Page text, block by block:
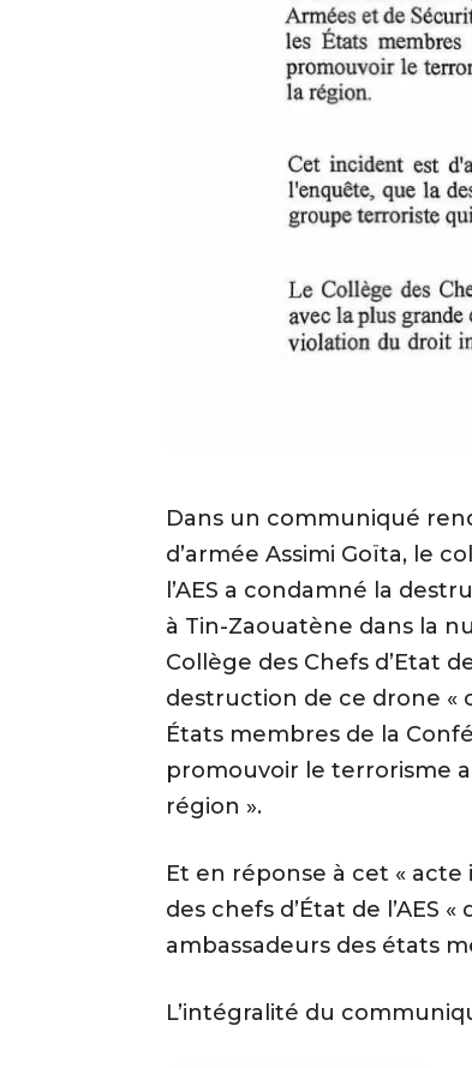
Dans un communiqué
d’armée Assimi Goïta, le
l’AES a condamné la
à Tin-Zaouatène dans la
Collège des Chefs d’Etat
destruction de ce drone «
États membres de la
promouvoir le terrorisme
région ».
Et en réponse à cet «
des chefs d’État de l’AES
ambassadeurs des états
L’intégralité du